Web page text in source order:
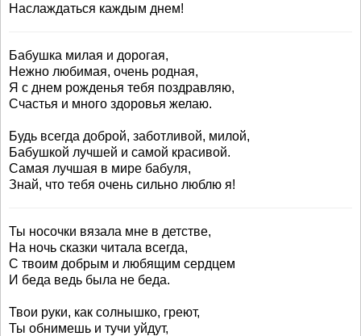
Наслаждаться каждым днем!
Бабушка милая и дорогая,
Нежно любимая, очень родная,
Я с днем рожденья тебя поздравляю,
Счастья и много здоровья желаю.
Будь всегда доброй, заботливой, милой,
Бабушкой лучшей и самой красивой.
Самая лучшая в мире бабуля,
Знай, что тебя очень сильно люблю я!
Ты носочки вязала мне в детстве,
На ночь сказки читала всегда,
С твоим добрым и любящим сердцем
И беда ведь была не беда.
Твои руки, как солнышко, греют,
Ты обнимешь и тучи уйдут,